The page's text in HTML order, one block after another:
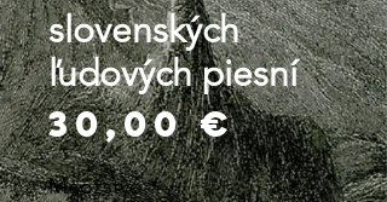
slovenských
ľudových piesní
30,00 €Price
Množstvo*